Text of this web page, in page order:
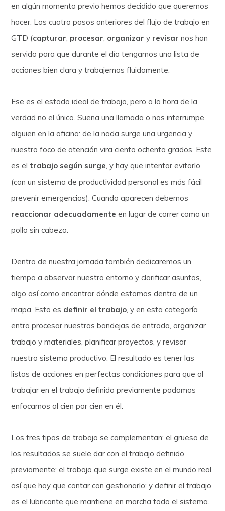
en algún momento previo hemos decidido que queremos
hacer. Los cuatro pasos anteriores del flujo de trabajo en
GTD (capturar, procesar, organizar y revisar nos han
servido para que durante el día tengamos una lista de
acciones bien clara y trabajemos fluidamente.
Ese es el estado ideal de trabajo, pero a la hora de la
verdad no el único. Suena una llamada o nos interrumpe
alguien en la oficina: de la nada surge una urgencia y
nuestro foco de atención vira ciento ochenta grados. Este
es eltrabajo según surge, y hay que intentar evitarlo
(con un sistema de productividad personal es más fácil
prevenir emergencias). Cuando aparecen debemos
reaccionar adecuadamente en lugar de correr como un
pollo sin cabeza.
Dentro de nuestra jornada también dedicaremos un
tiempo a observar nuestro entorno y clarificar asuntos,
algo así como encontrar dónde estamos dentro de un
mapa. Esto es definir el trabajo, y en esta categoría
entra procesar nuestras bandejas de entrada, organizar
trabajo y materiales, planificar proyectos, y revisar
nuestro sistema productivo. El resultado es tener las
listas de acciones en perfectas condiciones para que al
trabajar en el trabajo definido previamente podamos
enfocarnos al cien por cien en él.
Los tres tipos de trabajo se complementan: el grueso de
los resultados se suele dar con el trabajo definido
previamente; el trabajo que surge existe en el mundo real,
así que hay que contar con gestionarlo; y definir el trabajo
es el lubricante que mantiene en marcha todo el sistema.